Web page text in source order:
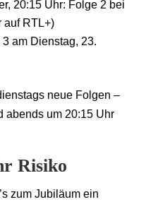
20:15 Uhr: Folge 2 bei
auf RTL+)
am Dienstag, 23.
neue Folgen –
abends um 20:15 Uhr
Risiko
zum Jubiläum ein